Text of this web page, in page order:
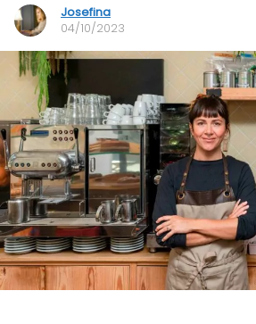
Josefina
04/10/2023